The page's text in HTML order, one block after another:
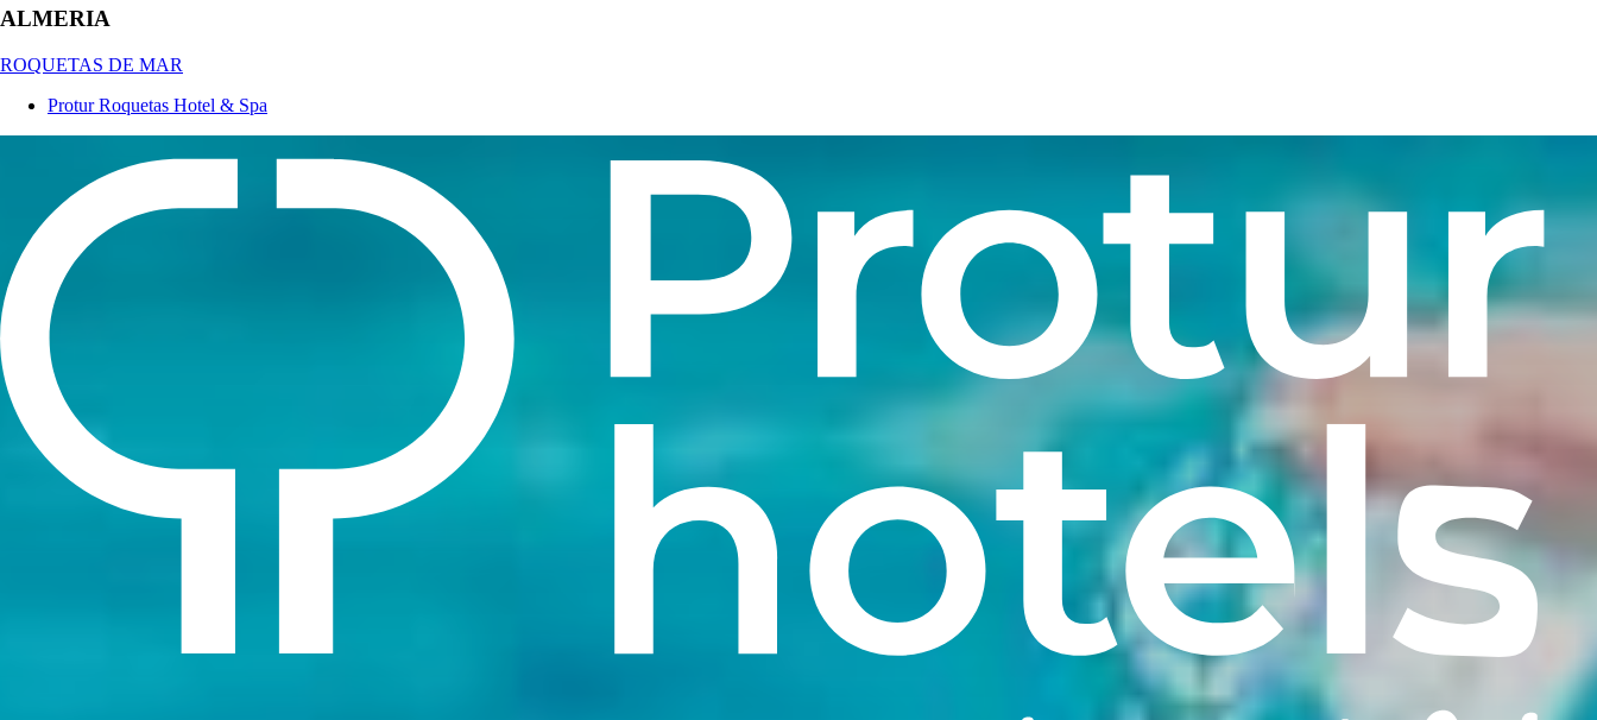
ALMERIA
ROQUETAS DE MAR
Protur Roquetas Hotel & Spa